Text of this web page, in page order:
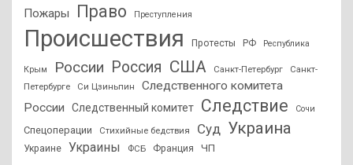
Пожары Право Преступления
Происшествия Протесты РФ Республика
Крым России Россия США Санкт-Петербург
Санкт-
Петербурге
Си Цзиньпин
Следственного комитета
России
Следственный комитет Следствие Сочи
Спецоперации Стихийные бедствия Суд Украина
Украине Украины ФСБ Франция ЧП